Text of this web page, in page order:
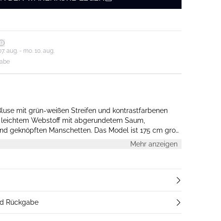
aug. - mo. 10. aug.
mit grün-weißen Streifen und kontrastfarbenen
Webstoff mit abgerundetem Saum,
geknöpften Manschetten. Das Model ist 175 cm groß
Mehr anzeigen
Rückgabe